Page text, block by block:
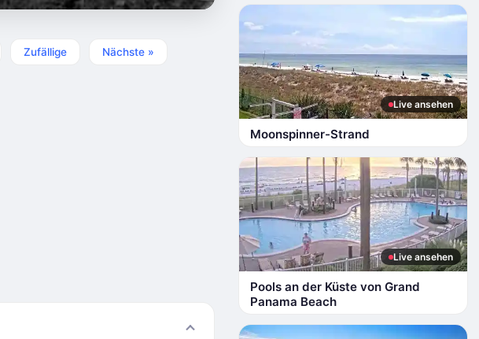
Zufällige Nächste »
Live ansehen
Moonspinner-Strand
Live ansehen
Pools an der Küste von Grand
Panama Beach